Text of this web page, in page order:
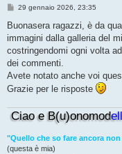
M
s
a
g
i
o
29 gennaio 2026, 23:35
Buonasera ragazzi, è da
immagini dalla galleria del
costringendomi ogni volta
dei commenti.
Avete notato anche voi
Grazie per le risposte
Ciao e B(u)onomod
"Quello che so fare ancora
(questa è mia)